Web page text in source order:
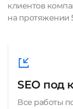
клиентов
на протяжении
SEO под
Все работы